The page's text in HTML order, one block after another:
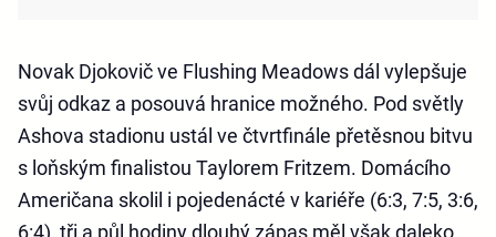
Novak Djokovič ve Flushing Meadows dál vylepšuje
svůj odkaz a posouvá hranice možného. Pod světly
Ashova stadionu ustál ve čtvrtfinále přetěsnou bitvu
s loňským finalistou Taylorem Fritzem. Domácího
Američana skolil i pojedenácté v kariéře (6:3, 7:5, 3:6,
6:4), tři a půl hodiny dlouhý zápas měl však daleko